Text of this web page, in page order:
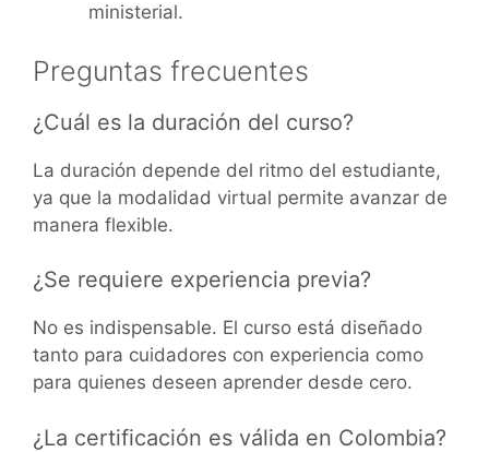
ministerial.
Preguntas frecuentes
¿Cuál es la duración del curso?
La duración depende del ritmo del estudiante,
ya que la modalidad virtual permite avanzar de
manera flexible.
¿Se requiere experiencia previa?
No es indispensable. El curso está diseñado
tanto para cuidadores con experiencia como
para quienes deseen aprender desde cero.
¿La certificación es válida en Colombia?